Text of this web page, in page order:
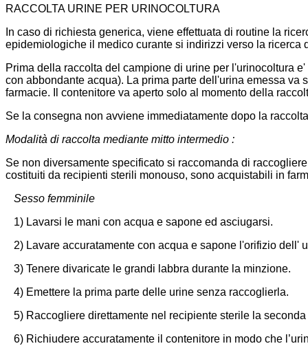
RACCOLTA URINE PER URINOCOLTURA
In caso di richiesta generica, viene effettuata di routine la
epidemiologiche il medico curante si indirizzi verso la
Prima della raccolta del campione di urine per l'urinocoltura
con abbondante acqua). La prima parte dell'urina emessa
farmacie. Il contenitore va aperto solo al momento della
Se la consegna non avviene immediatamente dopo la
Modalità di raccolta mediante mitto intermedio :
Se non diversamente specificato si raccomanda di
costituiti da recipienti sterili monouso, sono acquistabili in
Sesso femminile
1) Lavarsi le mani con acqua e sapone ed asciugarsi.
2) Lavare accuratamente con acqua e sapone l'orifizio
3) Tenere divaricate le grandi labbra durante la minzione.
4) Emettere la prima parte delle urine senza raccoglierla.
5) Raccogliere direttamente nel recipiente sterile la
6) Richiudere accuratamente il contenitore in modo che